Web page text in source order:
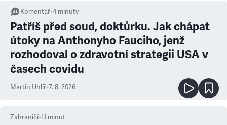
Komentář•4 minuty
Patříš před soud, doktůrku. Jak chápat
útoky na Anthonyho Fauciho, jenž
rozhodoval o zdravotní strategii USA v
časech covidu
Martin Uhlíř•7. 8. 2026
Zahraničí•11 minut